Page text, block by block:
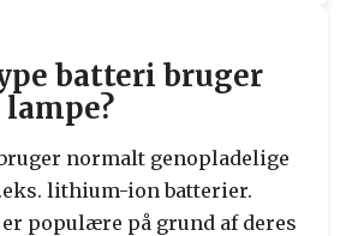
batteri bruger
normalt genopladelige
lithium-ion batterier.
populære på grund af deres